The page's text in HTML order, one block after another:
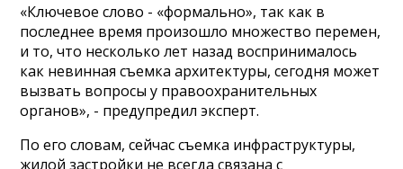
«Ключевое слово - «формально», так как в
последнее время произошло множество перемен,
и то, что несколько лет назад воспринималось
как невинная съемка архитектуры, сегодня может
вызвать вопросы у правоохранительных
органов», - предупредил эксперт.
По его словам, сейчас съемка инфраструктуры,
жилой застройки не всегда связана с